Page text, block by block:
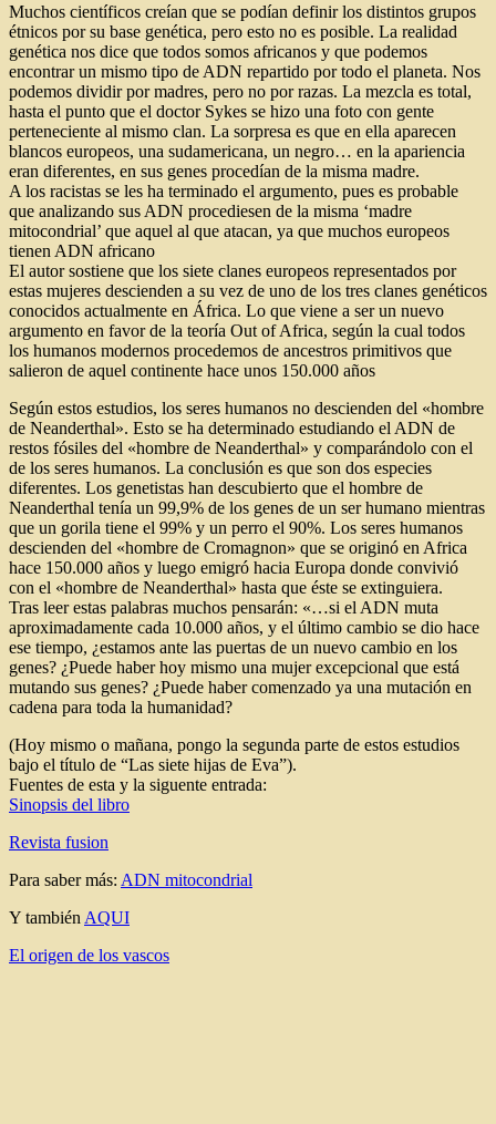
Muchos científicos creían que se podían definir los distintos grupos
étnicos por su base genética, pero esto no es posible. La realidad
genética nos dice que todos somos africanos y que podemos
encontrar un mismo tipo de ADN repartido por todo el planeta. Nos
podemos dividir por madres, pero no por razas. La mezcla es total,
hasta el punto que el doctor Sykes se hizo una foto con gente
perteneciente al mismo clan. La sorpresa es que en ella aparecen
blancos europeos, una sudamericana, un negro… en la apariencia
eran diferentes, en sus genes procedían de la misma madre.
A los racistas se les ha terminado el argumento, pues es probable
que analizando sus ADN procediesen de la misma ‘madre
mitocondrial’ que aquel al que atacan, ya que muchos europeos
tienen ADN africano
El autor sostiene que los siete clanes europeos representados por
estas mujeres descienden a su vez de uno de los tres clanes genéticos
conocidos actualmente en África. Lo que viene a ser un nuevo
argumento en favor de la teoría Out of Africa, según la cual todos
los humanos modernos procedemos de ancestros primitivos que
salieron de aquel continente hace unos 150.000 años
Según estos estudios, los seres humanos no descienden del «hombre
de Neanderthal». Esto se ha determinado estudiando el ADN de
restos fósiles del «hombre de Neanderthal» y comparándolo con el
de los seres humanos. La conclusión es que son dos especies
diferentes. Los genetistas han descubierto que el hombre de
Neanderthal tenía un 99,9% de los genes de un ser humano mientras
que un gorila tiene el 99% y un perro el 90%. Los seres humanos
descienden del «hombre de Cromagnon» que se originó en Africa
hace 150.000 años y luego emigró hacia Europa donde convivió
con el «hombre de Neanderthal» hasta que éste se extinguiera.
Tras leer estas palabras muchos pensarán: «…si el ADN muta
aproximadamente cada 10.000 años, y el último cambio se dio hace
ese tiempo, ¿estamos ante las puertas de un nuevo cambio en los
genes? ¿Puede haber hoy mismo una mujer excepcional que está
mutando sus genes? ¿Puede haber comenzado ya una mutación en
cadena para toda la humanidad?
(Hoy mismo o mañana, pongo la segunda parte de estos estudios
bajo el título de “Las siete hijas de Eva”).
Fuentes de esta y la siguente entrada:
Sinopsis del libro
Revista fusion
Para saber más: ADN mitocondrial
Y también AQUI
El origen de los vascos